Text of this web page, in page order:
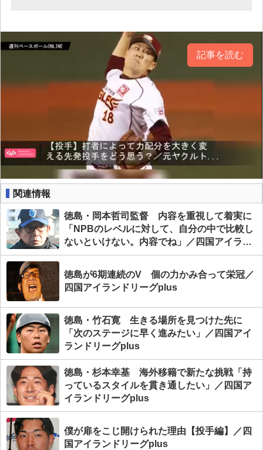
記事を読む
関連情報
徳島・岡本哲司監督 内容を重視して着実に
「NPBのレベルに対して、自分の中で比較し
ないといけない。内容でね」／四国アイラン
ドリーグplus
徳島が6期連続のV 個の力かみ合って栄冠／
四国アイランドリーグplus
徳島・竹石寛 生きる場所を見つけた先に
「次のステージに早く進みたい」／四国アイ
ランドリーグplus
徳島・杉本幸基 海外移籍で新たな挑戦「持
っているスタイルを貫き通したい」／四国ア
イランドリーグplus
僕が扉をこじ開けられた理由【投手編】／四
国アイランドリーグplus